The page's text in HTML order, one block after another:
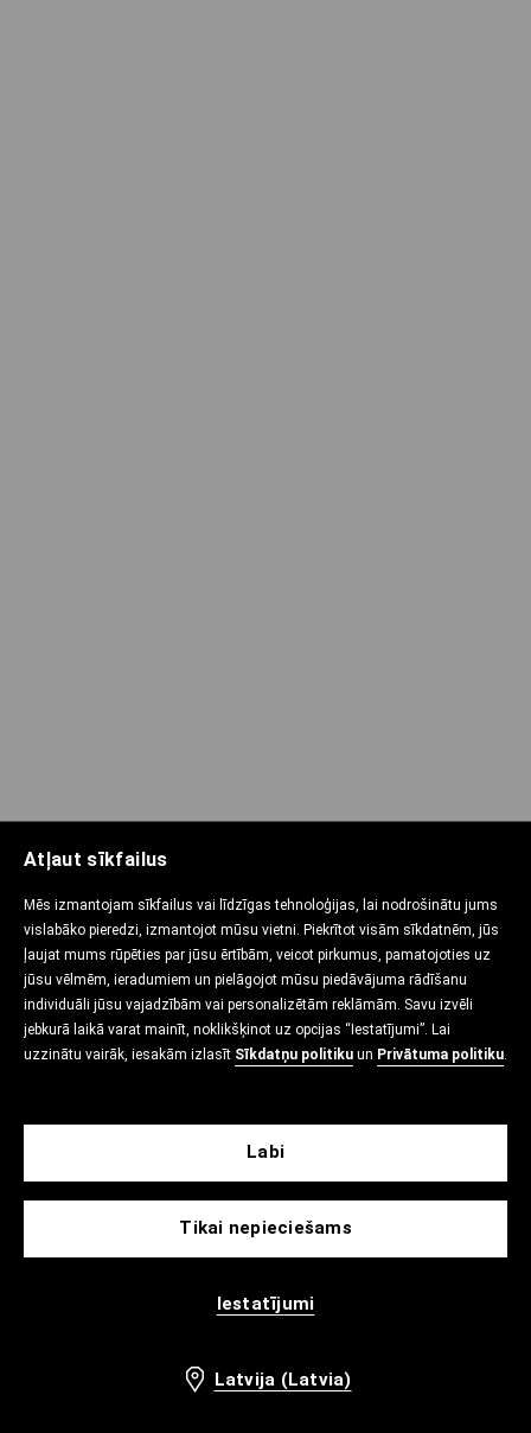
Atļaut sīkfailus
Mēs izmantojam sīkfailus vai līdzīgas tehnoloģijas, lai nodrošinātu jums
vislabāko pieredzi, izmantojot mūsu vietni. Piekrītot visām sīkdatnēm, jūs
ļaujat mums rūpēties par jūsu ērtībām, veicot pirkumus, pamatojoties uz
jūsu vēlmēm, ieradumiem un pielāgojot mūsu piedāvājuma rādīšanu
individuāli jūsu vajadzībām vai personalizētām reklāmām. Savu izvēli
jebkurā laikā varat mainīt, noklikšķinot uz opcijas “Iestatījumi”. Lai
uzzinātu vairāk, iesakām izlasīt Sīkdatņu politiku un Privātuma politiku.
Tikai nepieciešams
Iestatījumi
Labi
Latvija (Latvia)